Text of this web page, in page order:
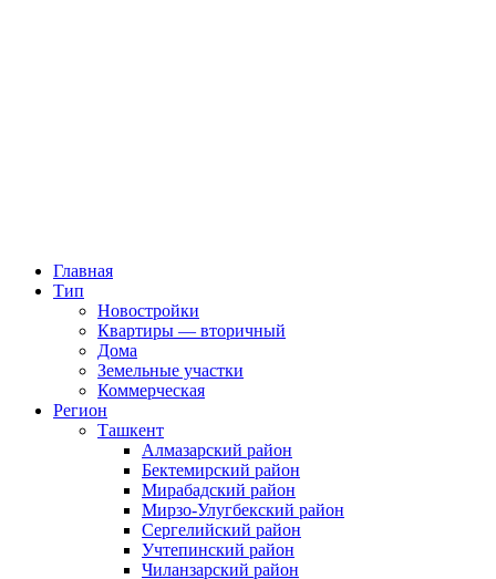
Главная
Тип
Новостройки
Квартиры — вторичный
Дома
Земельные участки
Коммерческая
Регион
Ташкент
Алмазарский район
Бектемирский район
Мирабадский район
Мирзо-Улугбекский район
Сергелийский район
Учтепинский район
Чиланзарский район